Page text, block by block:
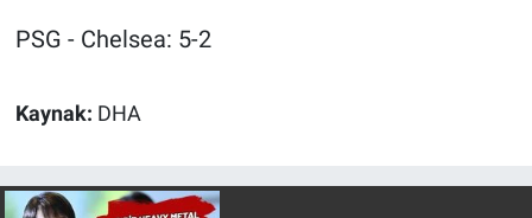
PSG - Chelsea: 5-2
Kaynak: DHA
Canlı Yayın